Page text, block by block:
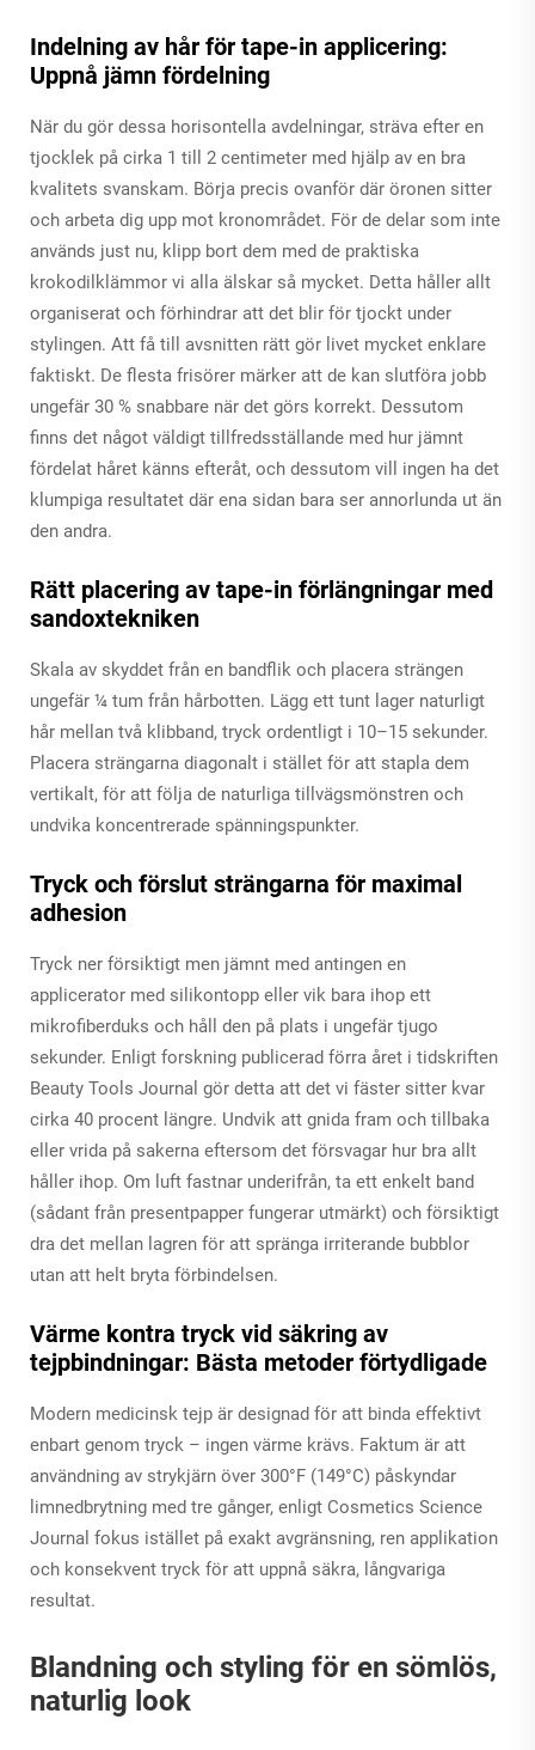
Indelning av hår för tape-in applicering:
Uppnå jämn fördelning
När du gör dessa horisontella avdelningar, sträva efter en
tjocklek på cirka 1 till 2 centimeter med hjälp av en bra
kvalitets svanskam. Börja precis ovanför där öronen sitter
och arbeta dig upp mot kronområdet. För de delar som inte
används just nu, klipp bort dem med de praktiska
krokodilklämmor vi alla älskar så mycket. Detta håller allt
organiserat och förhindrar att det blir för tjockt under
stylingen. Att få till avsnitten rätt gör livet mycket enklare
faktiskt. De flesta frisörer märker att de kan slutföra jobb
ungefär 30 % snabbare när det görs korrekt. Dessutom
finns det något väldigt tillfredsställande med hur jämnt
fördelat håret känns efteråt, och dessutom vill ingen ha det
klumpiga resultatet där ena sidan bara ser annorlunda ut än
den andra.
Rätt placering av tape-in förlängningar med
sandoxtekniken
Skala av skyddet från en bandflik och placera strängen
ungefär ¼ tum från hårbotten. Lägg ett tunt lager naturligt
hår mellan två klibband, tryck ordentligt i 10–15 sekunder.
Placera strängarna diagonalt i stället för att stapla dem
vertikalt, för att följa de naturliga tillvägsmönstren och
undvika koncentrerade spänningspunkter.
Tryck och förslut strängarna för maximal
adhesion
Tryck ner försiktigt men jämnt med antingen en
applicerator med silikontopp eller vik bara ihop ett
mikrofiberduks och håll den på plats i ungefär tjugo
sekunder. Enligt forskning publicerad förra året i tidskriften
Beauty Tools Journal gör detta att det vi fäster sitter kvar
cirka 40 procent längre. Undvik att gnida fram och tillbaka
eller vrida på sakerna eftersom det försvagar hur bra allt
håller ihop. Om luft fastnar underifrån, ta ett enkelt band
(sådant från presentpapper fungerar utmärkt) och försiktigt
dra det mellan lagren för att spränga irriterande bubblor
utan att helt bryta förbindelsen.
Värme kontra tryck vid säkring av
tejpbindningar: Bästa metoder förtydligade
Modern medicinsk tejp är designad för att binda effektivt
enbart genom tryck – ingen värme krävs. Faktum är att
användning av strykjärn över 300°F (149°C) påskyndar
limnedbrytning med tre gånger, enligt Cosmetics Science
Journal fokus istället på exakt avgränsning, ren applikation
och konsekvent tryck för att uppnå säkra, långvariga
resultat.
Blandning och styling för en sömlös,
naturlig look